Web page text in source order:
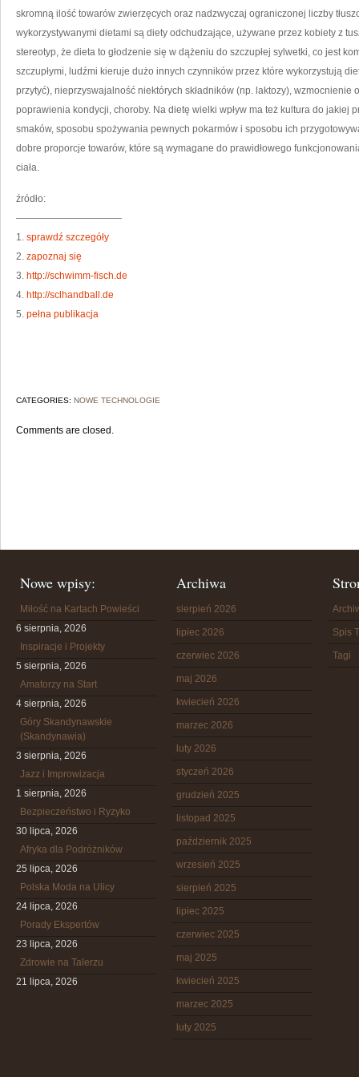
skromną ilość towarów zwierzęcych oraz nadzwyczaj ograniczonej liczby
wykorzystywanymi dietami są diety odchudzające, używane przez kobiety z
stereotyp, że dieta to głodzenie się w dążeniu do szczupłej sylwetki, co jest
szczupłymi, ludźmi kieruje dużo innych czynników przez które wykorzystują
przytyć), nieprzyswajalność niektórych składników (np. laktozy),
poprawienia kondycji, choroby. Na dietę wielki wpływ ma też kultura do jakiej
smaków, sposobu spożywania pewnych pokarmów i sposobu ich
dobre proporcje towarów, które są wymagane do prawidłowego
ciała.
źródło:
———————————
1. sprawdź szczegóły
2. zapoznaj się
3. http://schwimm-fisch.de
4. http://sclhandball.de
5. pełna publikacja
CATEGORIES: NOWE TECHNOLOGIE
Comments are closed.
Nowe wpisy:
Miłość na Kartach Powieści
6 sierpnia, 2026
Inspiracje i Projekty
5 sierpnia, 2026
Amatorzy na Start
4 sierpnia, 2026
Góry Skandynawskie
(Skandynawia)
3 sierpnia, 2026
Jazz i Improwizacja
1 sierpnia, 2026
Bezpieczeństwo i Ryzyko
30 lipca, 2026
Afryka dla Podróżników
25 lipca, 2026
Polska Moda na Ulicy
24 lipca, 2026
Porady Ekspertów
23 lipca, 2026
Zdrowie na Talerzu
21 lipca, 2026
Archiwa
sierpień 2026
lipiec 2026
czerwiec 2026
maj 2026
kwiecień 2026
marzec 2026
luty 2026
styczeń 2026
grudzień 2025
listopad 2025
październik 2025
wrzesień 2025
sierpień 2025
lipiec 2025
czerwiec 2025
maj 2025
kwiecień 2025
marzec 2025
luty 2025
Spis
Tagi